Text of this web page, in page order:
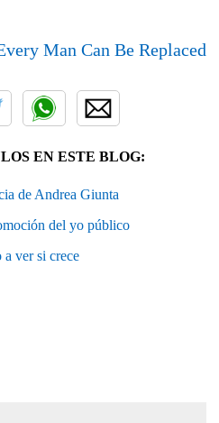
Man Can Be Replaced
EN ESTE BLOG:
de Andrea Giunta
del yo público
a ver si crece